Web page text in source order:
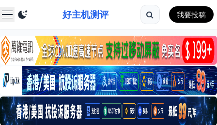
好主机测评 我要投稿